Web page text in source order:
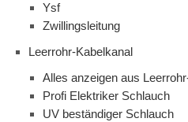
Ysf
Zwillingsleitung
Leerrohr-Kabelkanal
Alles anzeigen aus
Profi Elektriker Schlauch
UV beständiger Schlauch